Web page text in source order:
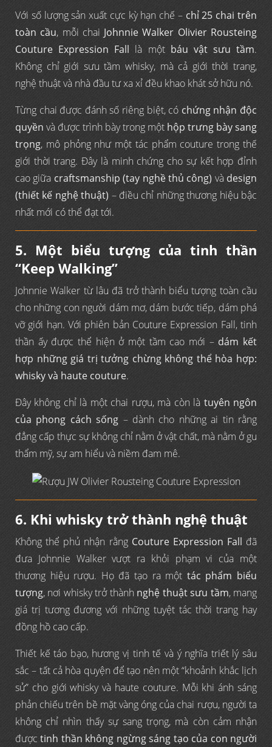
Với số lượng sản xuất cực kỳ hạn chế – chỉ 25 chai trên
toàn cầu, mỗi chai Johnnie Walker Olivier Rousteing
Couture Expression Fall là một báu vật sưu tầm.
Không chỉ giới sưu tầm whisky, mà cả giới thời trang,
nghệ thuật và nhà đầu tư xa xỉ đều khao khát sở hữu nó.
Từng chai được đánh số riêng biệt, có chứng nhận độc
quyền và được trình bày trong một hộp trưng bày sang
trọng, mô phỏng như một tác phẩm couture trong thế
giới thời trang. Đây là minh chứng cho sự kết hợp đỉnh
cao giữa craftsmanship (tay nghề thủ công) và design
(thiết kế nghệ thuật) – điều chỉ những thương hiệu bậc
nhất mới có thể đạt tới.
5. Một biểu tượng của tinh thần
“Keep Walking”
Johnnie Walker từ lâu đã trở thành biểu tượng toàn cầu
cho những con người dám mơ, dám bước tiếp, dám phá
vỡ giới hạn. Với phiên bản Couture Expression Fall, tinh
thần ấy được thể hiện ở một tầm cao mới – dám kết
hợp những giá trị tưởng chừng không thể hòa hợp:
whisky và haute couture.
Đây không chỉ là một chai rượu, mà còn là tuyên ngôn
của phong cách sống – dành cho những ai tin rằng
đẳng cấp thực sự không chỉ nằm ở vật chất, mà nằm ở gu
thẩm mỹ, sự am hiểu và niềm đam mê.
6. Khi whisky trở thành nghệ thuật
Không thể phủ nhận rằng Couture Expression Fall đã
đưa Johnnie Walker vượt ra khỏi phạm vi của một
thương hiệu rượu. Họ đã tạo ra một tác phẩm biểu
tượng, nơi whisky trở thành nghệ thuật sưu tầm, mang
giá trị tương đương với những tuyệt tác thời trang hay
đồng hồ cao cấp.
Thiết kế táo bạo, hương vị tinh tế và ý nghĩa triết lý sâu
sắc – tất cả hòa quyện để tạo nên một “khoảnh khắc lịch
sử” cho giới whisky và haute couture. Mỗi khi ánh sáng
phản chiếu trên bề mặt vàng óng của chai rượu, người ta
không chỉ nhìn thấy sự sang trọng, mà còn cảm nhận
đượctinh thần không ngừng sáng tạo của con người